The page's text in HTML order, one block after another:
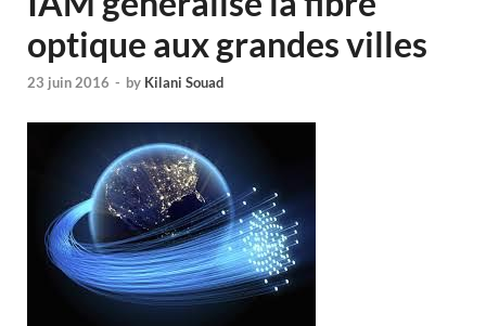
optique aux grandes villes
23 juin 2016 - by Kilani Souad